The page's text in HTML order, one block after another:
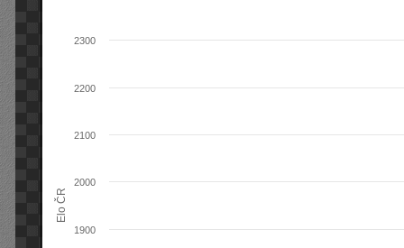
Elo ČR
1900
2000
2100
2200
2300